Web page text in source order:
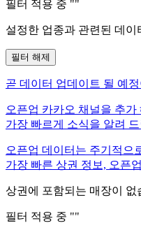
필터 적용 중 ""
설정한 업종과 관련된 데이
필터 해제
곧 데이터 업데이트 될 예
오픈업 카카오 채널을 추가
가장 빠르게 소식을 알려
오픈업 데이터는 주기적으
가장 빠른 상권 정보, 오픈업
상권에 포함되는 매장이 없
필터 적용 중 ""